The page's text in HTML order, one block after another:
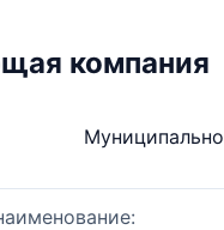
компания